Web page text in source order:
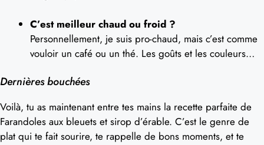
C’est meilleur chaud ou froid ?
Personnellement, je suis pro-chaud, mais c’est comme
vouloir un café ou un thé. Les goûts et les couleurs…
Dernières bouchées
Voilà, tu as maintenant entre tes mains la recette parfaite de
Farandoles aux bleuets et sirop d’érable. C’est le genre de
plat qui te fait sourire, te rappelle de bons moments, et te